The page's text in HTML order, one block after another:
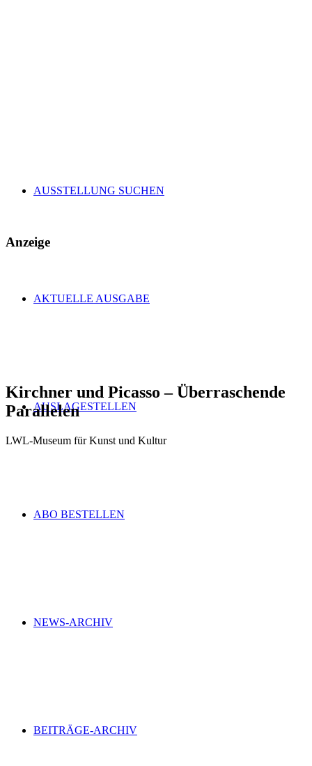
AUSSTELLUNG SUCHEN
AKTUELLE AUSGABE
AUSLAGESTELLEN
ABO BESTELLEN
NEWS-ARCHIV
BEITRÄGE-ARCHIV
Anzeige
Kirchner und Picasso – Überraschende
Parallelen
LWL-Museum für Kunst und Kultur